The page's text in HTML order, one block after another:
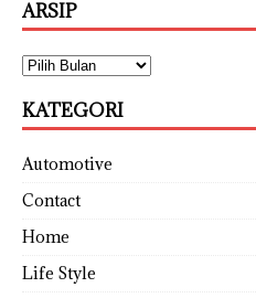
ARSIP
KATEGORI
Automotive
Contact
Home
Life Style